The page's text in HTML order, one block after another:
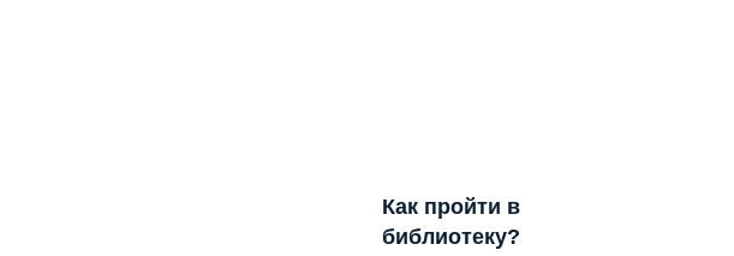
Как пройти в
библиотеку?